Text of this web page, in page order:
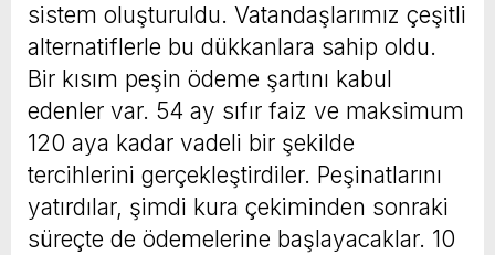
sistem oluşturuldu. Vatandaşlarımız çeşitli
alternatiflerle bu dükkanlara sahip oldu.
Bir kısım peşin ödeme şartını kabul
edenler var. 54 ay sıfır faiz ve maksimum
120 aya kadar vadeli bir şekilde
tercihlerini gerçekleştirdiler. Peşinatlarını
yatırdılar, şimdi kura çekiminden sonraki
süreçte de ödemelerine başlayacaklar. 10